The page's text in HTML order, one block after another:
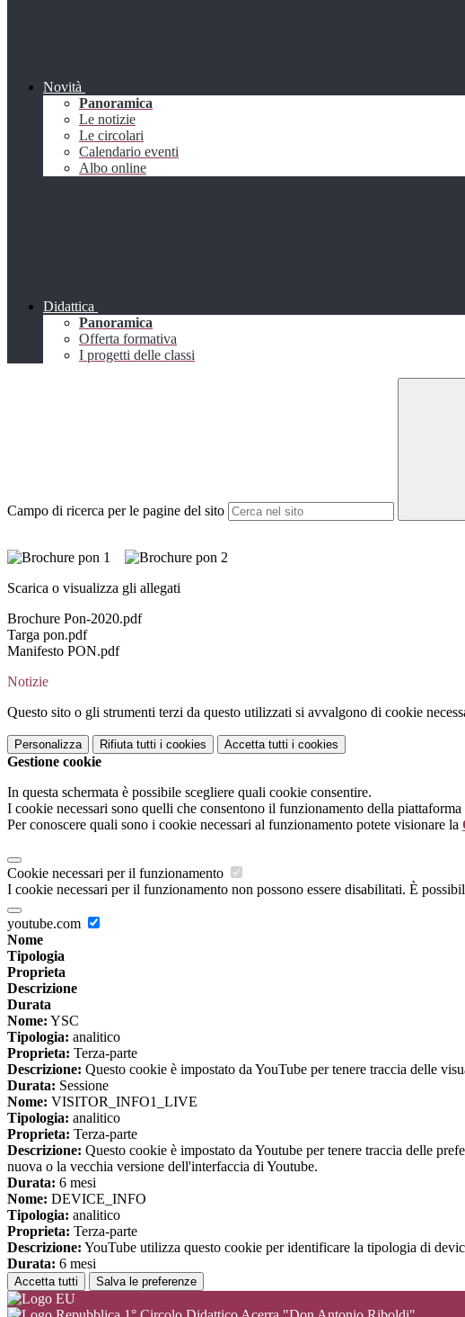
Novità
Panoramica
Le notizie
Le circolari
Calendario eventi
Albo online
Didattica
Panoramica
Offerta formativa
I progetti delle classi
Campo di ricerca per le pagine del sito
Scarica o visualizza gli allegati
Brochure Pon-2020.pdf
Targa pon.pdf
Manifesto PON.pdf
Notizie
Questo sito o gli strumenti terzi da questo utilizzati si avvalgono di cookie
Personalizza Rifiuta tutti i cookies Accetta tutti i cookies
Gestione cookie
In questa schermata è possibile scegliere quali cookie consentire.
I cookie necessari sono quelli che consentono il funzionamento della
Per conoscere quali sono i cookie necessari al funzionamento potete visionare la
Cookie necessari per il funzionamento
I cookie necessari per il funzionamento non possono essere disabilitati. È
youtube.com
Nome
Tipologia
Proprieta
Descrizione
Durata
Nome: YSC
Tipologia: analitico
Proprieta: Terza-parte
Descrizione: Questo cookie è impostato da YouTube per tenere traccia delle
Durata: Sessione
Nome: VISITOR_INFO1_LIVE
Tipologia: analitico
Proprieta: Terza-parte
Descrizione: Questo cookie è impostato da Youtube per tenere traccia delle
nuova o la vecchia versione dell'interfaccia di Youtube.
Durata: 6 mesi
Nome: DEVICE_INFO
Tipologia: analitico
Proprieta: Terza-parte
Descrizione: YouTube utilizza questo cookie per identificare la tipologia di
Durata: 6 mesi
Accetta tutti Salva le preferenze